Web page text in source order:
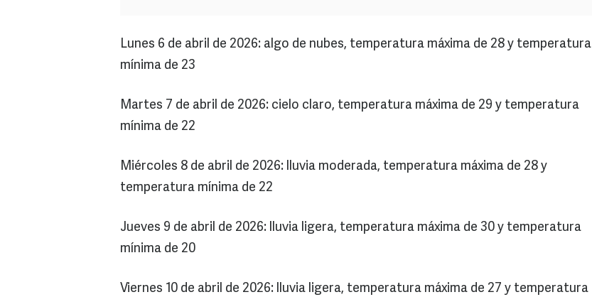
Lunes 6 de abril de 2026: algo de nubes, temperatura máxima de 28 y temperatura
mínima de 23
Martes 7 de abril de 2026: cielo claro, temperatura máxima de 29 y temperatura
mínima de 22
Miércoles 8 de abril de 2026: lluvia moderada, temperatura máxima de 28 y
temperatura mínima de 22
Jueves 9 de abril de 2026: lluvia ligera, temperatura máxima de 30 y temperatura
mínima de 20
Viernes 10 de abril de 2026: lluvia ligera, temperatura máxima de 27 y temperatura